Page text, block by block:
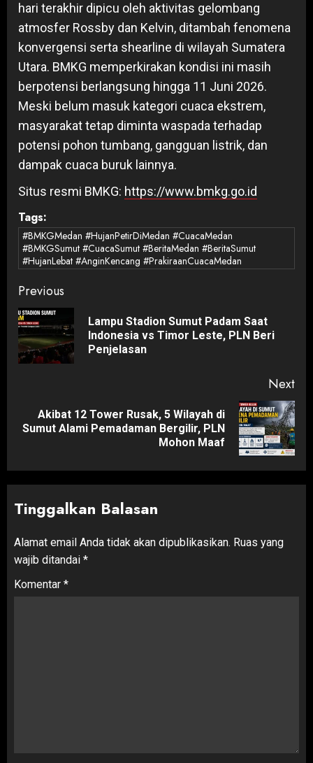
hari terakhir dipicu oleh aktivitas gelombang
atmosfer Rossby dan Kelvin, ditambah fenomena
konvergensi serta shearline di wilayah Sumatera
Utara. BMKG memperkirakan kondisi ini masih
berpotensi berlangsung hingga 11 Juni 2026.
Meski belum masuk kategori cuaca ekstrem,
masyarakat tetap diminta waspada terhadap
potensi pohon tumbang, gangguan listrik, dan
dampak cuaca buruk lainnya.
Situs resmi BMKG: https://www.bmkg.go.id
Tags:
#BMKGMedan #HujanPetirDiMedan #CuacaMedan
#BMKGSumut #CuacaSumut #BeritaMedan #BeritaSumut
#HujanLebat #AnginKencang #PrakiraanCuacaMedan
Post
navigation
Previous
Lampu Stadion Sumut Padam Saat
Indonesia vs Timor Leste, PLN Beri
Penjelasan
Next
Next
Akibat 12 Tower Rusak, 5 Wilayah di
Sumut Alami Pemadaman Bergilir, PLN
Mohon Maaf
Tinggalkan Balasan
Alamat email Anda tidak akan dipublikasikan. Ruas yang
wajib ditandai *
Komentar *